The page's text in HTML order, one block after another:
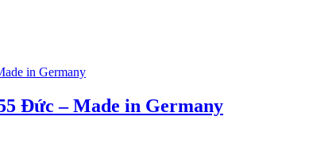
Đức – Made in Germany